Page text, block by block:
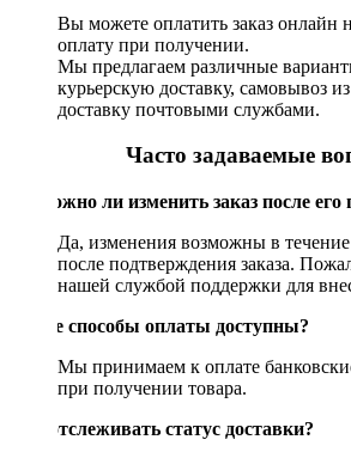
Вы можете оплатить заказ онлайн
оплату при получении.
Мы предлагаем различные
курьерскую доставку, самовывоз
доставку почтовыми службами.
Часто задаваемые
Возможно ли изменить заказ после
Да, изменения возможны в
после подтверждения заказа.
нашей службой поддержки для
Какие способы оплаты доступны?
Мы принимаем к оплате
при получении товара.
Как отслеживать статус доставки?